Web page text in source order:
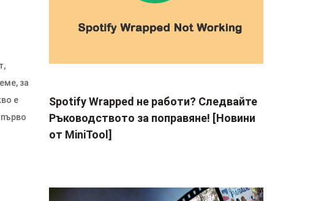
за
е
Spotify Wrapped не работи? Следвайте
Ръководството за поправяне! [Новини
от MiniTool]